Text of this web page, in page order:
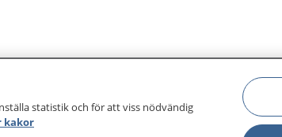
statistik och för att viss nödvändig
kakor